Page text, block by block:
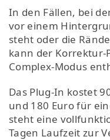
In den Fällen, bei
vor einem
steht oder die
kann der Korrektur-
Complex-Modus
Das Plug-In kostet
und 180 Euro für
steht eine
Tagen Laufzeit zur